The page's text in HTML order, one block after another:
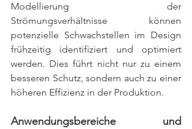
Modellierung der
Strömungsverhältnisse können
potenzielle Schwachstellen im Design
frühzeitig identifiziert und optimiert
werden. Dies führt nicht nur zu einem
besseren Schutz, sondern auch zu einer
höheren Effizienz in der Produktion.
Anwendungsbereiche und